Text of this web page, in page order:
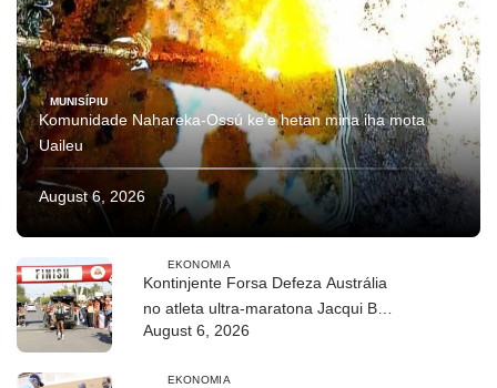
MUNISÍPIU
Komunidade Nahareka-Ossú ke’e hetan mina iha mota
Uaileu
August 6, 2026
EKONOMIA
Kontinjente Forsa Defeza Austrália
no atleta ultra-maratona Jacqui Bell
partisipa DIM 2026
August 6, 2026
EKONOMIA